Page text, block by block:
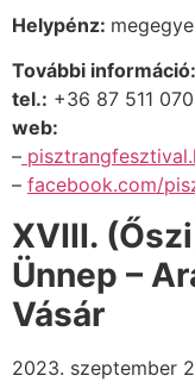
Helypénz:
További információ:
tel.: +36 87 511 070
web:
–
– facebook.com/
XVIII.
Ünnep –
Vásár
2023. szeptember